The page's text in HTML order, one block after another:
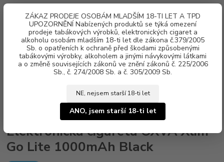
ZÁKAZ PRODEJE OSOBÁM MLADŠÍM 18-TI LET A TPD
UPOZORNĚNÍ Nabízených produktů se týká omezení
prodeje tabákových výrobků, elektronických cigaret a
alkoholu osobám mladším 18-ti let dle zákona č.379/2005
Sb. o opatřeních k ochraně před škodami způsobenými
tabákovými výrobky, alkoholem a jinými návykovými látkami
a o změně souvisejících zákonů ve znění zákonů č. 225/2006
Sb., č. 274/2008 Sb. a č. 305/2009 Sb.
NE, nejsem starší 18-ti let
ANO, jsem starší 18-ti let
Menu
za0 Kč
Elektronická cigareta OXVA Xlim
Go Lite 1000mAh Black